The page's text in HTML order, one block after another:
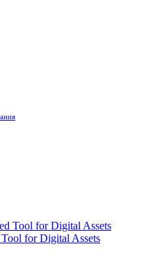
for Digital Assets